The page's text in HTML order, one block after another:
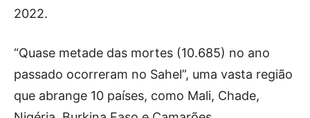
2022.
“Quase metade das mortes (10.685) no ano
passado ocorreram no Sahel”, uma vasta região
que abrange 10 países, como Mali, Chade,